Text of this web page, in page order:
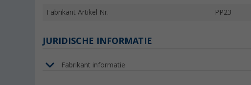
Fabrikant Artikel Nr. PP23
JURIDISCHE INFORMATIE
Fabrikant informatie